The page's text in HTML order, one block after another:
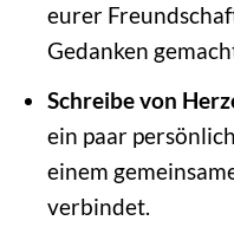
eurer
Gedanken
Schreibe von
ein paar
einem
verbindet.